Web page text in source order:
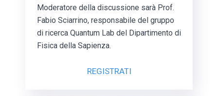
Moderatore della discussione sarà Prof.
Fabio Sciarrino, responsabile del gruppo
di ricerca Quantum Lab del Dipartimento di
Fisica della Sapienza.
REGISTRATI